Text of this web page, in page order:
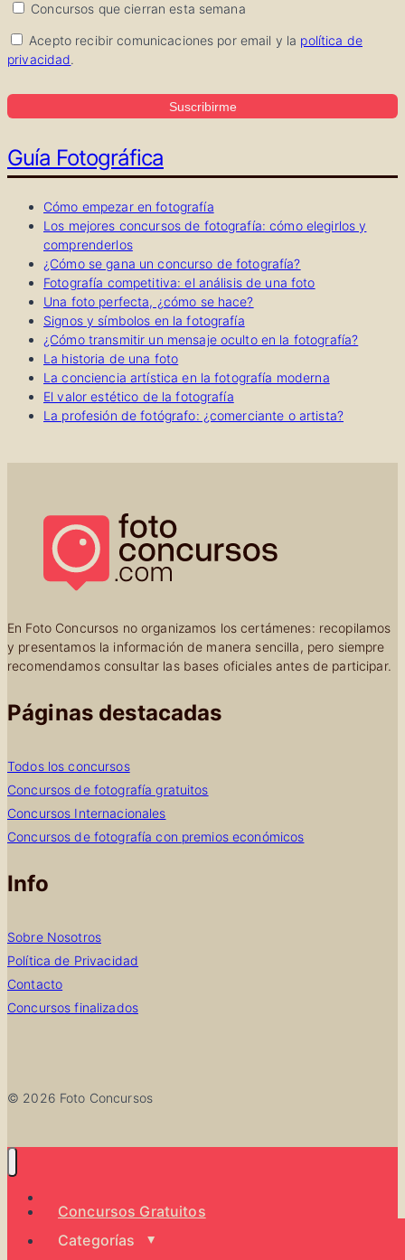
Concursos que cierran esta semana
Acepto recibir comunicaciones por email y la política de
privacidad.
Suscribirme
Guía Fotográfica
Cómo empezar en fotografía
Los mejores concursos de fotografía: cómo elegirlos y
comprenderlos
¿Cómo se gana un concurso de fotografía?
Fotografía competitiva: el análisis de una foto
Una foto perfecta, ¿cómo se hace?
Signos y símbolos en la fotografía
¿Cómo transmitir un mensaje oculto en la fotografía?
La historia de una foto
La conciencia artística en la fotografía moderna
El valor estético de la fotografía
La profesión de fotógrafo: ¿comerciante o artista?
En Foto Concursos no organizamos los certámenes: recopilamos
y presentamos la información de manera sencilla, pero siempre
recomendamos consultar las bases oficiales antes de participar.
Páginas destacadas
Todos los concursos
Concursos de fotografía gratuitos
Concursos Internacionales
Concursos de fotografía con premios económicos
Info
Sobre Nosotros
Política de Privacidad
Contacto
Concursos finalizados
© 2026 Foto Concursos
Concursos Gratuitos
Categorías